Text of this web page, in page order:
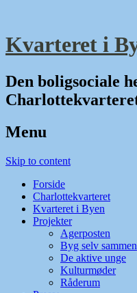
Kvarteret i
Den boligsociale
Menu
Skip to content
Forside
Charlottekvarteret
Kvarteret i Byen
Projekter
Agerposten
Byg selv sammen
De aktive unge
Kulturmøder
Råderum